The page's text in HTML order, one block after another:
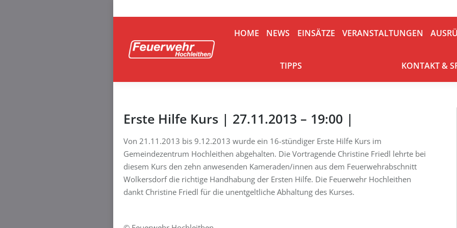
HOME NEWS EINSÄTZE VERANSTALTUNGEN
TIPPS KONTAKT &
Erste Hilfe Kurs | 27.11.2013 – 19:00 |
Von 21.11.2013 bis 9.12.2013 wurde ein 16-stündiger Erste Hilfe Kurs im
Gemeindezentrum Hochleithen abgehalten. Die Vortragende Christine Friedl lehrte bei
diesem Kurs den zehn anwesenden Kameraden/innen aus dem Feuerwehrabschnitt
Wolkersdorf die richtige Handhabung der Ersten Hilfe. Die Feuerwehr Hochleithen
dankt Christine Friedl für die unentgeltliche Abhaltung des Kurses.
HOME NEWS EINSÄTZE VERANSTALTUNGEN